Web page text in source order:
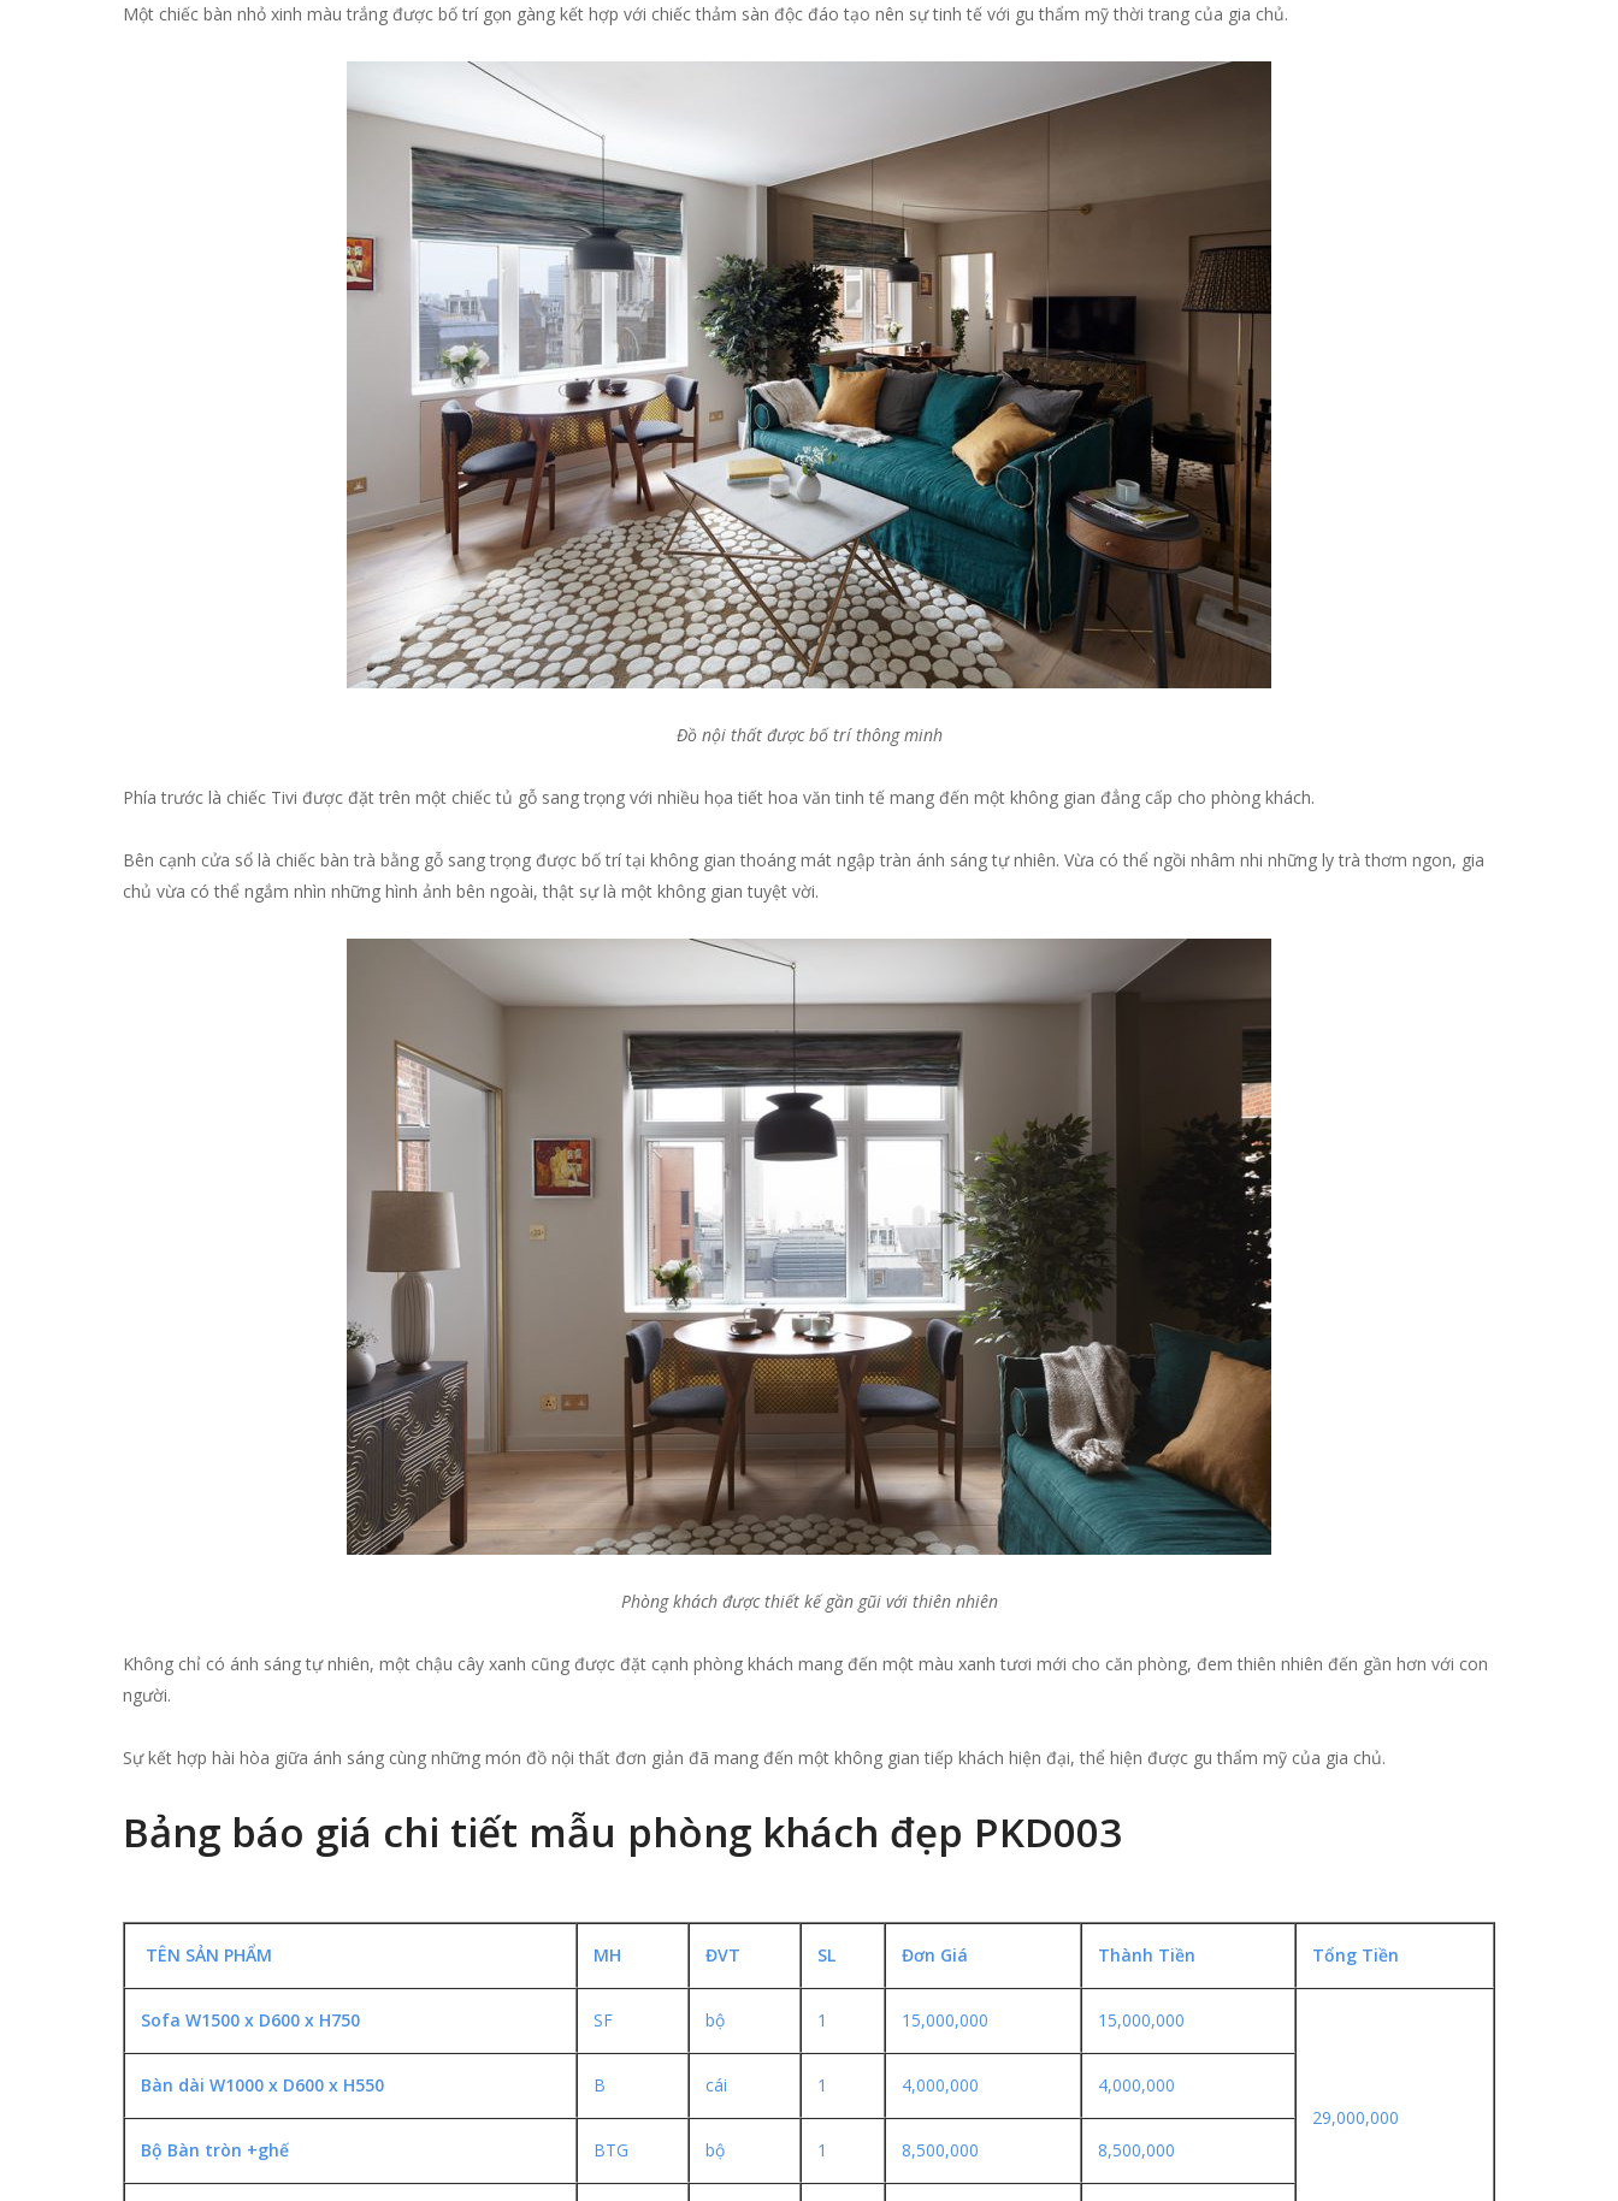
Một chiếc bàn nhỏ xinh màu trắng được bố trí gọn gàng kết hợp với chiếc thảm sàn độc đáo tạo nên sự tinh tế với gu thẩm mỹ thời trang của gia chủ.
Đồ nội thất được bố trí thông minh
Phía trước là chiếc Tivi được đặt trên một chiếc tủ gỗ sang trọng với nhiều họa tiết hoa văn tinh tế mang đến một không gian đẳng cấp cho phòng khách.
Bên cạnh cửa sổ là chiếc bàn trà bằng gỗ sang trọng được bố trí tại không gian thoáng mát ngập tràn ánh sáng tự nhiên. Vừa có thể ngồi nhâm nhi những ly trà thơm ngon, gia
chủ vừa có thể ngắm nhìn những hình ảnh bên ngoài, thật sự là một không gian tuyệt vời.
Phòng khách được thiết kế gần gũi với thiên nhiên
Không chỉ có ánh sáng tự nhiên, một chậu cây xanh cũng được đặt cạnh phòng khách mang đến một màu xanh tươi mới cho căn phòng, đem thiên nhiên đến gần hơn với con
người.
Sự kết hợp hài hòa giữa ánh sáng cùng những món đồ nội thất đơn giản đã mang đến một không gian tiếp khách hiện đại, thể hiện được gu thẩm mỹ của gia chủ.
Bảng báo giá chi tiết mẫu phòng khách đẹp PKD003
TÊN SẢN PHẨM MH ĐVT SL Đơn Giá Thành Tiền Tổng Tiền
Sofa W1500 x D600 x H750 SF bộ 1 15,000,000 15,000,000
29,000,000
Bàn dài W1000 x D600 x H550 B cái 1 4,000,000 4,000,000
Bộ Bàn tròn +ghế BTG bộ 1 8,500,000 8,500,000